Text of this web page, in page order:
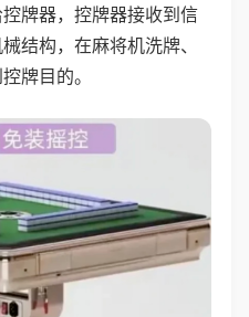
牌器，控牌器接收到信
结构，在麻将机洗牌、
牌目的。